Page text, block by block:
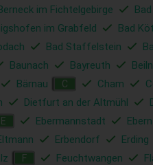
im Fichtelgebirge
im Grabfeld Bad
Bad Staffelstein
Baunach Bayreuth
Bärnau C Cham
Dietfurt an der Altmühl
E Ebermannstadt Ebern
Erbendorf Erding
F Feuchtwangen